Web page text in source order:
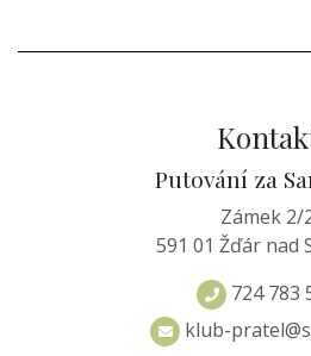
Putování za
Zámek 2/
591 01 Žďár nad
724 783
klub-